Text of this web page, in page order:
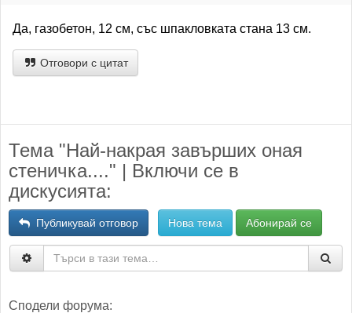
Да, газобетон, 12 см, със шпакловката стана 13 см.
Отговори с цитат
Тема "Най-накрая завърших оная
стеничка...." | Включи се в
дискусията:
Публикувай отговор Нова тема Абонирай се
Сподели форума: